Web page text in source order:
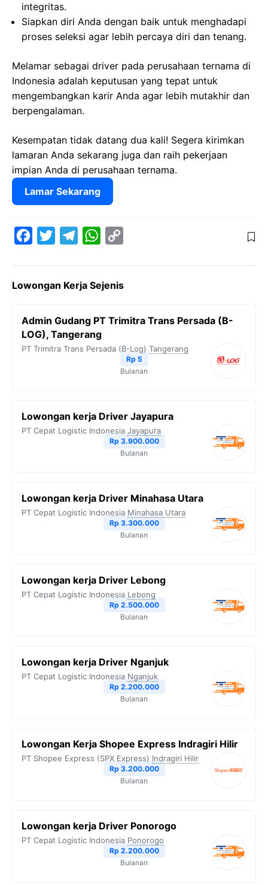
integritas.
Siapkan diri Anda dengan baik untuk menghadapi
proses seleksi agar lebih percaya diri dan tenang.
Melamar sebagai driver pada perusahaan ternama di
Indonesia adalah keputusan yang tepat untuk
mengembangkan karir Anda agar lebih mutakhir dan
berpengalaman.
Kesempatan tidak datang dua kali! Segera kirimkan
lamaran Anda sekarang juga dan raih pekerjaan
impian Anda di perusahaan ternama.
Lamar Sekarang
e
o
o
t
e
e
r
W
t
A
p
y
i
n
k
Lowongan Kerja Sejenis
Admin Gudang PT Trimitra Trans Persada (B-
LOG), Tangerang
PT Trimitra Trans Persada (B-Log) Tangerang
Rp 5
Bulanan
Lowongan kerja Driver Jayapura
PT Cepat Logistic Indonesia Jayapura
Rp 3.900.000
Bulanan
Lowongan kerja Driver Minahasa Utara
PT Cepat Logistic Indonesia Minahasa Utara
Rp 3.300.000
Bulanan
Lowongan kerja Driver Lebong
PT Cepat Logistic Indonesia Lebong
Rp 2.500.000
Bulanan
Lowongan kerja Driver Nganjuk
PT Cepat Logistic Indonesia Nganjuk
Rp 2.200.000
Bulanan
Lowongan Kerja Shopee Express Indragiri Hilir
PT Shopee Express (SPX Express) Indragiri Hilir
Rp 3.200.000
Bulanan
Lowongan kerja Driver Ponorogo
PT Cepat Logistic Indonesia Ponorogo
Rp 2.200.000
Bulanan